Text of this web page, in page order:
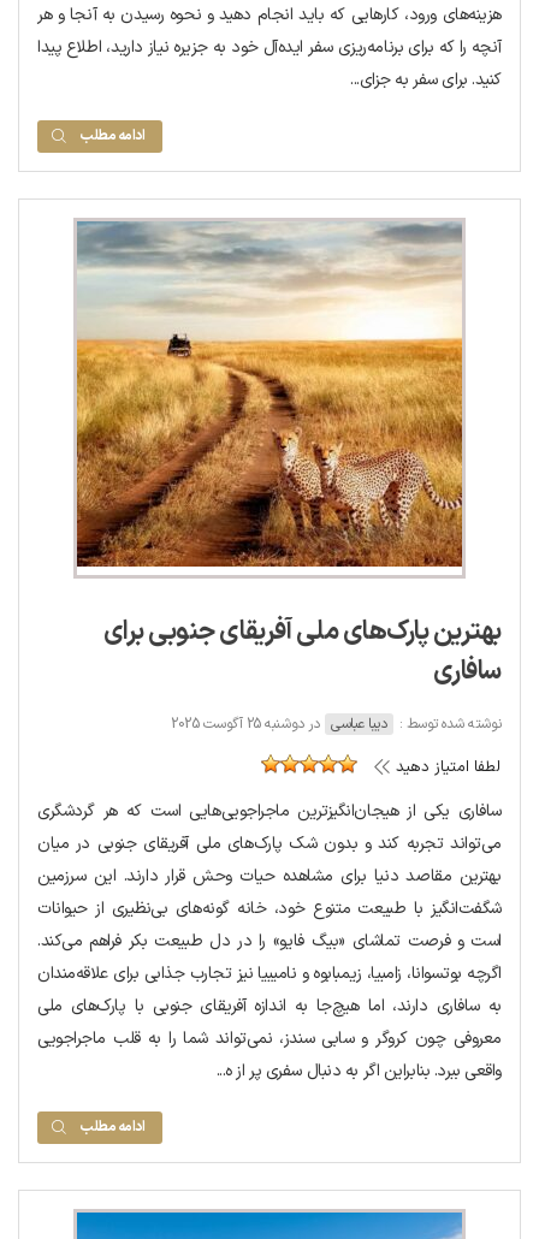
هزینه‌های ورود، کارهایی که باید انجام دهید و نحوه رسیدن به آنجا و هر
آنچه را که برای برنامه‌ریزی سفر ایده‌آل خود به جزیره نیاز دارید، اطلاع پیدا
کنید. برای سفر به جزای...
ادامه مطلب
بهترین پارک‌های ملی آفریقای جنوبی برای
سافاری
نوشته شده توسط : دیبا عباسی در دوشنبه 25 آگوست 2025
لطفا امتیاز دهید
سافاری یکی از هیجان‌انگیزترین ماجراجویی‌هایی است که هر گردشگری
می‌تواند تجربه کند و بدون شک پارک‌های ملی آفریقای جنوبی در میان
بهترین مقاصد دنیا برای مشاهده حیات وحش قرار دارند. این سرزمین
شگفت‌انگیز با طبیعت متنوع خود، خانه گونه‌های بی‌نظیری از حیوانات
است و فرصت تماشای «بیگ فایو» را در دل طبیعت بکر فراهم می‌کند.
اگرچه بوتسوانا، زامبیا، زیمبابوه و نامیبیا نیز تجارب جذابی برای علاقه‌مندان
به سافاری دارند، اما هیچ‌جا به اندازه آفریقای جنوبی با پارک‌های ملی
معروفی چون کروگر و سابی سندز، نمی‌تواند شما را به قلب ماجراجویی
واقعی ببرد. بنابراین اگر به دنبال سفری پر از ه...
ادامه مطلب